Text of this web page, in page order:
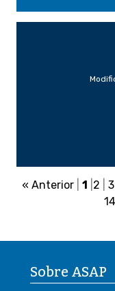
« Anterior| 1 2 3|
14
Sobre ASAP